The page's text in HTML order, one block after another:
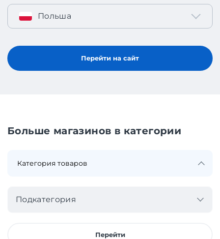
Польша
Перейти на сайт
Больше магазинов в категории
Подкатегория
Перейти